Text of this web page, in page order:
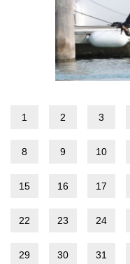
1 2 3
8 9 10
15 16 17
22 23 24
29 30 31